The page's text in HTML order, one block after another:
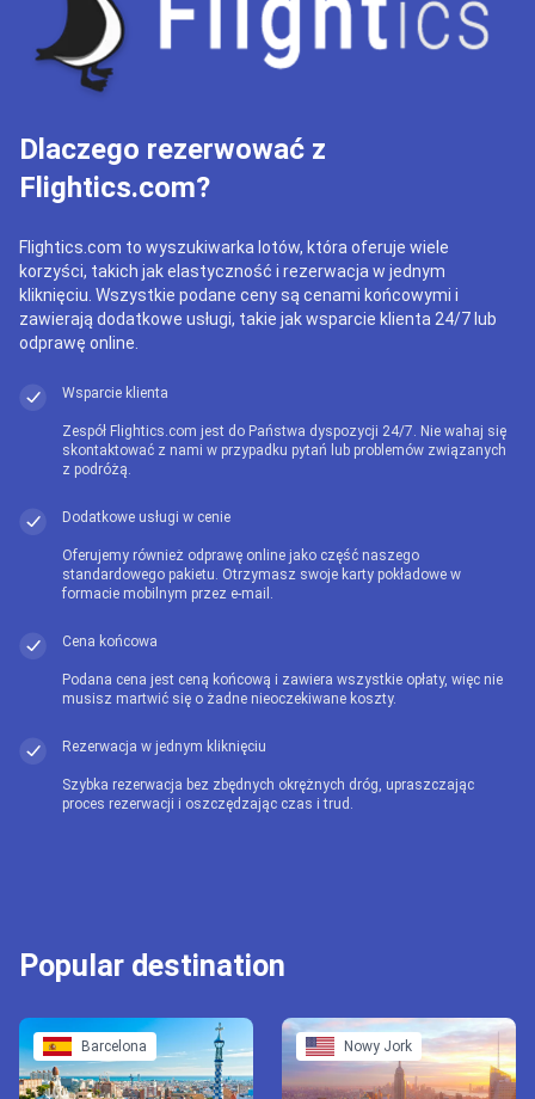
Dlaczego rezerwować z
Flightics.com?
Flightics.com to wyszukiwarka lotów, która oferuje wiele
korzyści, takich jak elastyczność i rezerwacja w jednym
kliknięciu. Wszystkie podane ceny są cenami końcowymi i
zawierają dodatkowe usługi, takie jak wsparcie klienta 24/7 lub
odprawę online.
Wsparcie klienta
Zespół Flightics.com jest do Państwa dyspozycji 24/7. Nie wahaj się
skontaktować z nami w przypadku pytań lub problemów związanych
z podróżą.
Dodatkowe usługi w cenie
Oferujemy również odprawę online jako część naszego
standardowego pakietu. Otrzymasz swoje karty pokładowe w
formacie mobilnym przez e-mail.
Cena końcowa
Podana cena jest ceną końcową i zawiera wszystkie opłaty, więc nie
musisz martwić się o żadne nieoczekiwane koszty.
Rezerwacja w jednym kliknięciu
Szybka rezerwacja bez zbędnych okrężnych dróg, upraszczając
proces rezerwacji i oszczędzając czas i trud.
Popular destination
Barcelona Nowy Jork